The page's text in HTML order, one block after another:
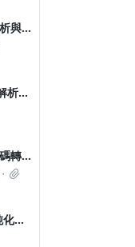
與籌
析
轉好
股
股